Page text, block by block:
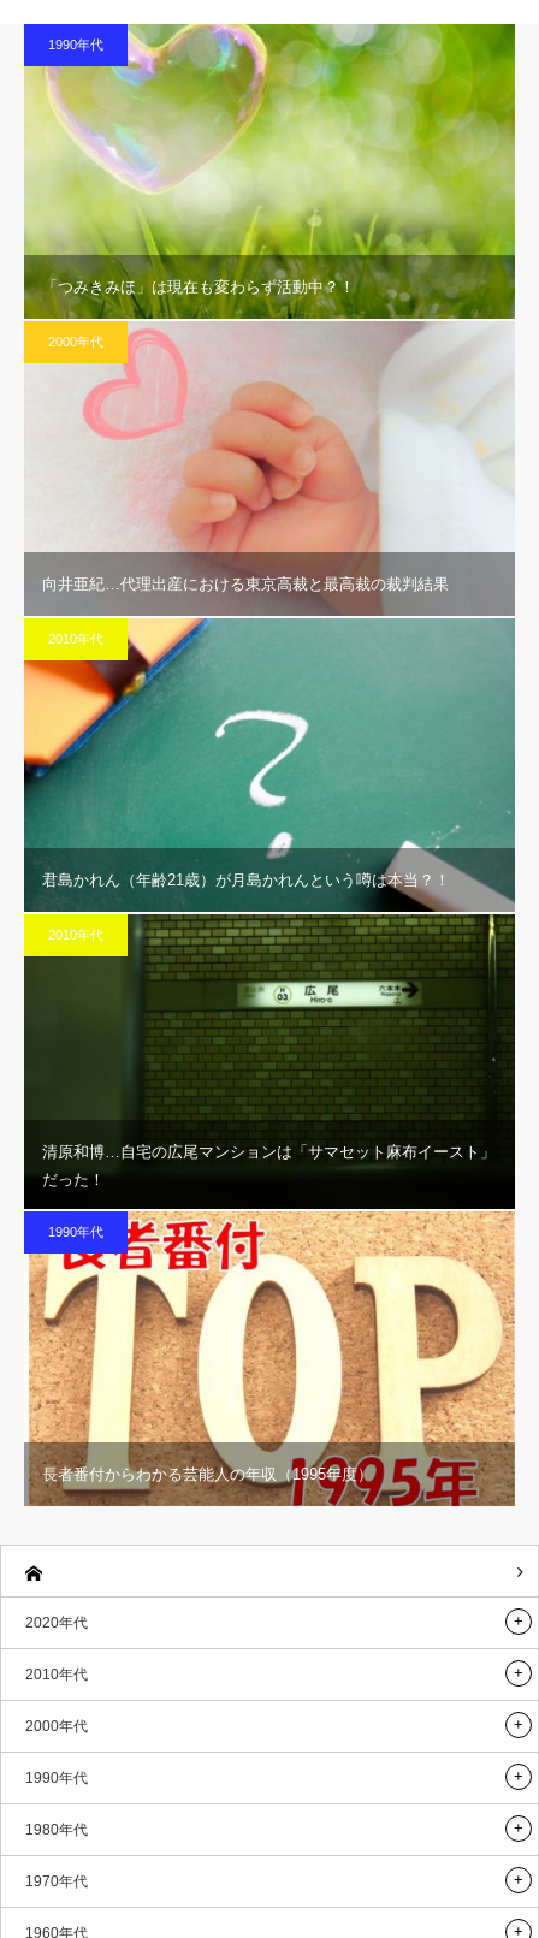
1990年代
「つみきみほ」は現在も変わらず活動中？！
2000年代
向井亜紀…代理出産における東京高裁と最高裁の裁判結果
2010年代
君島かれん（年齢21歳）が月島かれんという噂は本当？！
2010年代
清原和博…自宅の広尾マンションは「サマセット麻布イースト」
だった！
1990年代
長者番付からわかる芸能人の年収（1995年度）
2020年代
2010年代
2000年代
1990年代
1980年代
1970年代
1960年代